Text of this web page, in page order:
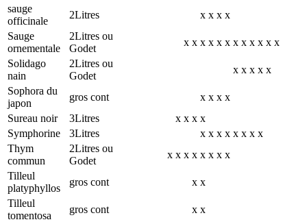
sauge
officinale
2Litres x x x x
Sauge
ornementale
2Litres ou
Godet
x x x x x x x x x x x x
Solidago
nain
2Litres ou
Godet
x x x x x
Sophora du
japon
gros cont x x x x
Sureau noir
3Litres x x x x
Symphorine
3Litres x x x x x x x x
Thym
commun
2Litres ou
Godet
x x x x x x x x
Tilleul
platyphyllos
gros cont x x
Tilleul
tomentosa
gros cont x x